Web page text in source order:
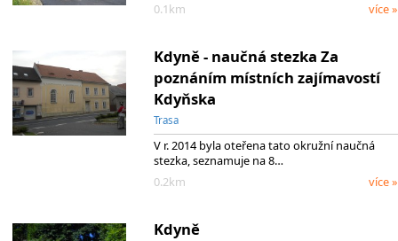
0.1km
více »
Kdyně - naučná stezka Za
poznáním místních zajímavostí
Kdyňska
Trasa
V r. 2014 byla oteřena tato okružní naučná
stezka, seznamuje na 8…
0.2km
více »
Kdyně